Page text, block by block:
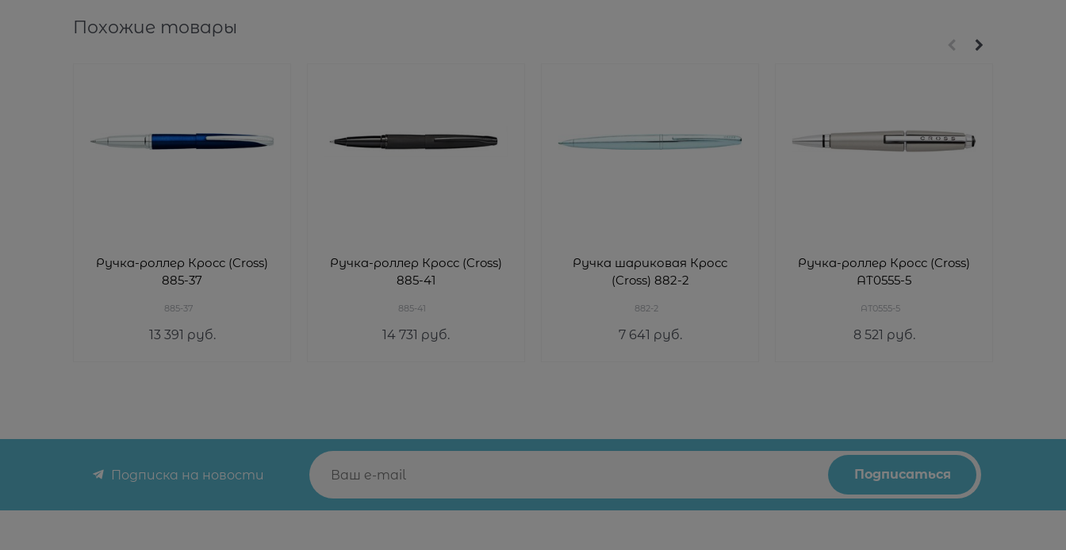
Похожие товары
Ручка-роллер Кросс (Cross)
885-37
885-37
13 391 руб.
Ручка-роллер Кросс (Cross)
885-41
885-41
14 731 руб.
Ручка шариковая Кросс
(Cross) 882-2
882-2
7 641 руб.
Ручка-роллер Кросс (Cross)
AT0555-5
AT0555-5
8 521 руб.
Подписка на новости